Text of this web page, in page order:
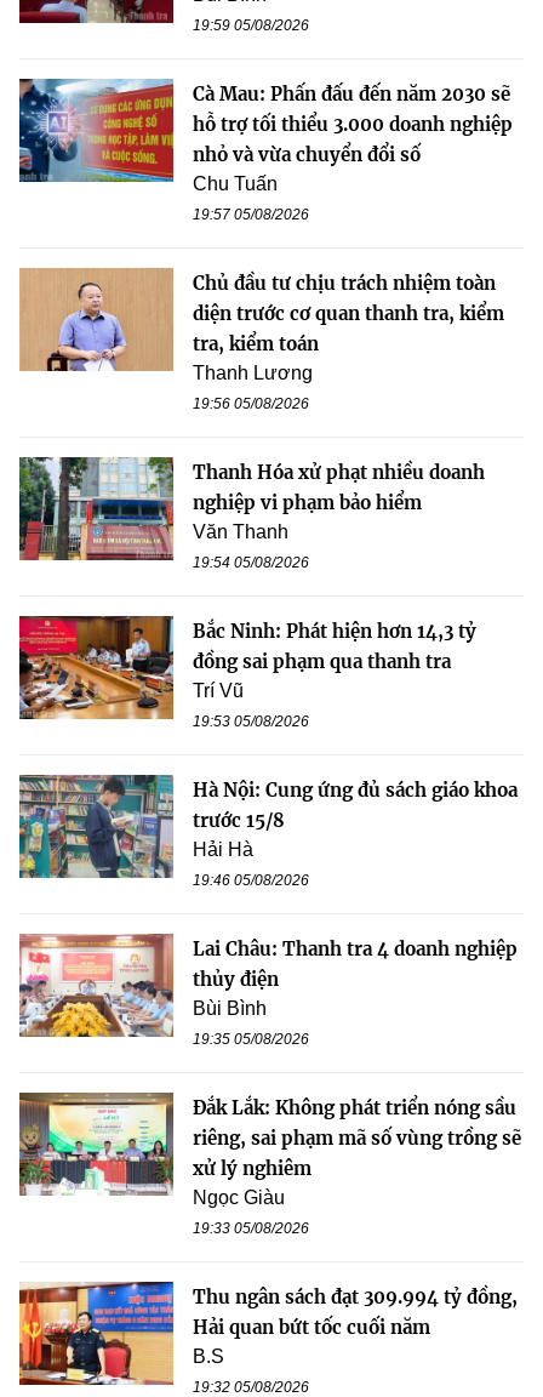
19:59 05/08/2026
Cà Mau: Phấn đấu đến năm 2030 sẽ
hỗ trợ tối thiểu 3.000 doanh nghiệp
nhỏ và vừa chuyển đổi số
Chu Tuấn
19:57 05/08/2026
Chủ đầu tư chịu trách nhiệm toàn
diện trước cơ quan thanh tra, kiểm
tra, kiểm toán
Thanh Lương
19:56 05/08/2026
Thanh Hóa xử phạt nhiều doanh
nghiệp vi phạm bảo hiểm
Văn Thanh
19:54 05/08/2026
Bắc Ninh: Phát hiện hơn 14,3 tỷ
đồng sai phạm qua thanh tra
Trí Vũ
19:53 05/08/2026
Hà Nội: Cung ứng đủ sách giáo khoa
trước 15/8
Hải Hà
19:46 05/08/2026
Lai Châu: Thanh tra 4 doanh nghiệp
thủy điện
Bùi Bình
19:35 05/08/2026
Đắk Lắk: Không phát triển nóng sầu
riêng, sai phạm mã số vùng trồng sẽ
xử lý nghiêm
Ngọc Giàu
19:33 05/08/2026
Thu ngân sách đạt 309.994 tỷ đồng,
Hải quan bứt tốc cuối năm
B.S
19:32 05/08/2026